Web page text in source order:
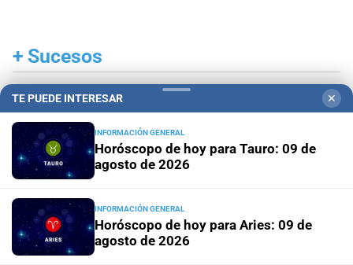
+ Sucesos
TE PUEDE INTERESAR ✕
INFORMACIÓN GENERAL
Horóscopo de hoy para Tauro: 09 de
agosto de 2026
INFORMACIÓN GENERAL
Horóscopo de hoy para Aries: 09 de
agosto de 2026